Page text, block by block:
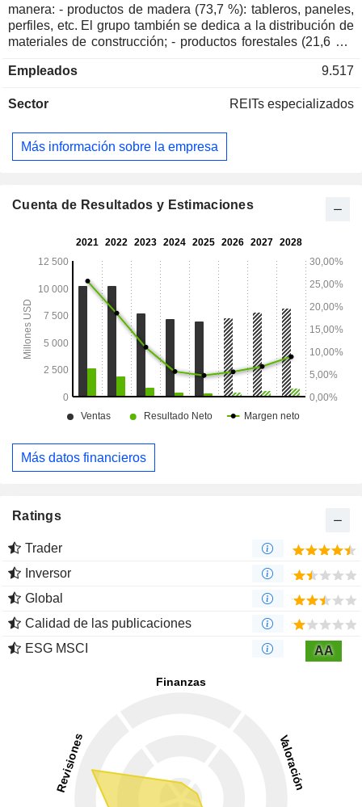
manera: - productos de madera (73,7 %): tableros, paneles,
perfiles, etc. El grupo también se dedica a la distribución de
materiales de construcción; - productos forestales (21,6 %):
ventas netas (4,7 %) proceden de actividades de gestión y
ventas netas se distribuyen geográficamente de la siguiente
(3,6 %), China (1,3 %), Corea (0,3 %) y otros (0,8 %).
Empleados 9.517
Sector REITs especializados
Más información sobre la empresa
Cuenta de Resultados y Estimaciones
Más datos financieros
Ratings
Trader
Inversor
Global
Calidad de las publicaciones
ESG MSCI
AA